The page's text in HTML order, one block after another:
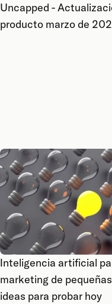
Uncapped -
producto marzo de
Inteligencia artificial
marketing de
ideas para probar hoy